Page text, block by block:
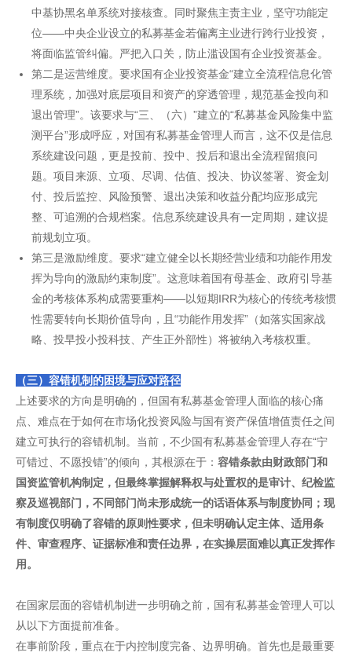
中基协黑名单系统对接核查。同时聚焦主责主业，坚守功能定
位——中央企业设立的私募基金若偏离主业进行跨行业投资，
将面临监管纠偏。严把入口关，防止滥设国有企业投资基金。
第二是运营维度。要求国有企业投资基金“建立全流程信息化管
理系统，加强对底层项目和资产的穿透管理，规范基金投向和
退出管理”。该要求与“三、（六）”建立的“私募基金风险集中监
测平台”形成呼应，对国有私募基金管理人而言，这不仅是信息
系统建设问题，更是投前、投中、投后和退出全流程留痕问
题。项目来源、立项、尽调、估值、投决、协议签署、资金划
付、投后监控、风险预警、退出决策和收益分配均应形成完
整、可追溯的合规档案。信息系统建设具有一定周期，建议提
前规划立项。
第三是激励维度。要求“建立健全以长期经营业绩和功能作用发
挥为导向的激励约束制度”。这意味着国有母基金、政府引导基
金的考核体系构成需要重构——以短期IRR为核心的传统考核惯
性需要转向长期价值导向，且“功能作用发挥”（如落实国家战
略、投早投小投科技、产生正外部性）将被纳入考核权重。
（三）容错机制的困境与应对路径
上述要求的方向是明确的，但国有私募基金管理人面临的核心痛
点、难点在于如何在市场化投资风险与国有资产保值增值责任之间
建立可执行的容错机制。当前，不少国有私募基金管理人存在“宁
可错过、不愿投错”的倾向，其根源在于： 容错条款由财政部门和
国资监管机构制定，但最终掌握解释权与处置权的是审计、纪检监
察及巡视部门，不同部门尚未形成统一的话语体系与制度协同；现
有制度仅明确了容错的原则性要求，但未明确认定主体、适用条
件、审查程序、证据标准和责任边界，在实操层面难以真正发挥作
用。
在国家层面的容错机制进一步明确之前，国有私募基金管理人可以
从以下方面提前准备。
在事前阶段，重点在于内控制度完备、边界明确。首先也是最重要